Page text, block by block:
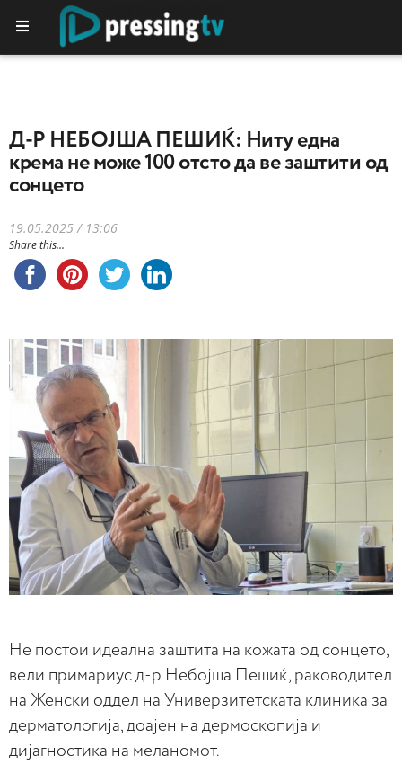
Д-Р НЕБОЈША ПЕШИЌ: Ниту една
крема не може 100 отсто да ве заштити од
сонцето
19.05.2025 / 13:06
Share this...
Не постои идеална заштита на кожата од сонцето,
вели примариус д-р Небојша Пешиќ, раководител
на Женски оддел на Универзитетската клиника за
дерматологија, доајен на дермоскопија и
дијагностика на меланомот.